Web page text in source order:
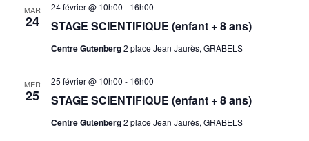
MAR
24 STAGE SCIENTIFIQUE (enfant + 8 ans)
24 février @ 10h00 - 16h00
Centre Gutenberg2 place Jean Jaurès, GRABELS
MER
25 STAGE SCIENTIFIQUE (enfant + 8 ans)
25 février @ 10h00 - 16h00
Centre Gutenberg2 place Jean Jaurès, GRABELS